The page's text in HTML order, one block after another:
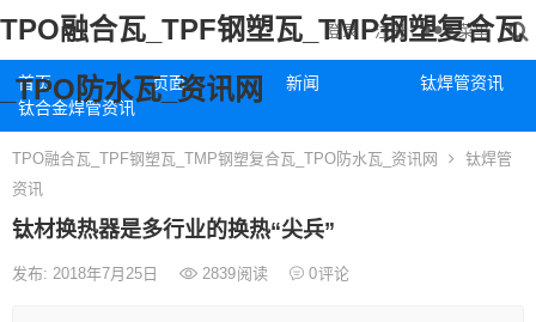
TPO融合瓦_TPF钢塑瓦_TMP钢塑复合瓦
_TPO防水瓦_资讯网
首页 页面 新闻
钛焊管资讯
钛合金焊管资讯
登录 注册 菜单
TPO融合瓦_TPF钢塑瓦_TMP钢塑复合瓦_TPO防水瓦_资讯网
钛焊管
资讯
钛材换热器是多行业的换热“尖兵”
发布: 2018年7月25日 2839阅读 0评论